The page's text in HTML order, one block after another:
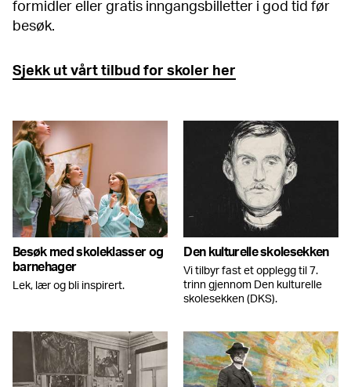
formidler eller gratis inngangsbilletter i god tid før
besøk.
Sjekk ut vårt tilbud for skoler her
Besøk med skoleklasser og
barnehager
Lek, lær og bli inspirert.
Den kulturelle skolesekken
Vi tilbyr fast et opplegg til 7.
trinn gjennom Den kulturelle
skolesekken (DKS).